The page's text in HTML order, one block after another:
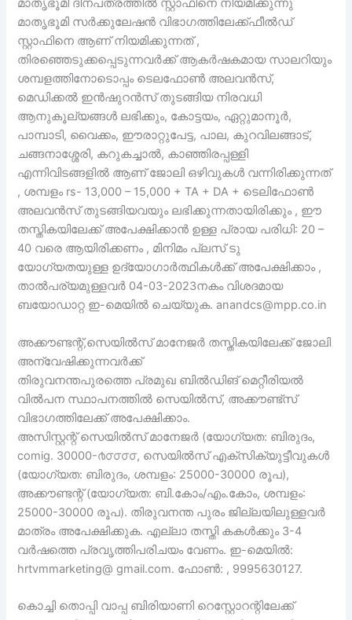
മാതൃഭൂമി ദിനപത്രത്തിൽ സ്റ്റാഫിനെ നിയമിക്കുന്നു
മാതൃഭൂമി സർക്കുലേഷൻ വിഭാഗത്തിലേക്ക്ഫീൽഡ്
സ്റ്റാഫിനെ ആണ് നിയമിക്കുന്നത് ,
തിരഞ്ഞെടുക്കപ്പെടുന്നവർക്ക് ആകർഷകമായ സാലറിയും
ശമ്പളത്തിനോടൊപ്പം ടെലഫോൺ അലവൻസ്,
മെഡിക്കൽ ഇൻഷുറൻസ് തുടങ്ങിയ നിരവധി
ആനുകൂല്യങ്ങൾ ലഭിക്കും, കോട്ടയം, ഏറ്റുമാനൂർ,
പാമ്പാടി, വൈക്കം, ഈരാറ്റുപേട്ട, പാല, കുറവിലങ്ങാട്,
ചങ്ങനാശ്ശേരി, കറുകച്ചാൽ, കാഞ്ഞിരപ്പള്ളി
എന്നിവിടങ്ങളിൽ ആണ് ജോലി ഒഴിവുകൾ വന്നിരിക്കുന്നത്
, ശമ്പളം rs- 13,000 – 15,000 + TA + DA + ടെലിഫോൺ
അലവൻസ് തുടങ്ങിയവയും ലഭിക്കുന്നതായിരിക്കും , ഈ
തസ്തികയിലേക്ക് അപേക്ഷിക്കാൻ ഉള്ള പ്രായ പരിധി: 20 –
40 വരെ ആയിരിക്കണം , മിനിമം പ്ലസ് ടു
യോഗ്യതയുള്ള ഉദ്യോഗാർത്ഥികൾക്ക് അപേക്ഷിക്കാം ,
താൽപര്യമുള്ളവർ 04-03-2023നകം വിശദമായ
ബയോഡാറ്റ ഇ-മെയിൽ ചെയ്യുക. anandcs@mpp.co.in
അക്കൗണ്ടന്റ്,സെയിൽസ് മാനേജർ തസ്തികയിലേക്ക് ജോലി
അന്വേഷിക്കുന്നവർക്ക്
തിരുവനന്തപുരത്തെ പ്രമുഖ ബിൽഡിങ് മെറ്റീരിയൽ
വിൽപന സ്ഥാപനത്തിൽ സെയിൽസ്, അക്കൗണ്ട്സ്
വിഭാഗത്തിലേക്ക് അപേക്ഷിക്കാം.
അസിസ്റ്റന്റ് സെയിൽസ് മാനേജർ (യോഗ്യത: ബിരുദം,
comig. 30000-൪൦൦൦൦, സെയിൽസ് എക്സിക്യുട്ടീവുകൾ
(യോഗ്യത: ബിരുദം, ശമ്പളം: 25000-30000 രൂപ),
അക്കൗണ്ടന്റ് (യോഗ്യത: ബി.കോം/എം.കോം, ശമ്പളം:
25000-30000 രൂപ). തിരുവനന്ത പുരം ജില്ലയിലുള്ളവർ
മാത്രം അപേക്ഷിക്കുക. എല്ലാ തസ്തി കകൾക്കും 3-4
വർഷത്തെ പ്രവൃത്തിപരിചയം വേണം. ഇ-മെയിൽ:
hrtvmmarketing@ gmail.com. ഫോൺ: , 9995630127.
കൊച്ചി തൊപ്പി വാപ്പ ബിരിയാണി റെസ്റ്റോറന്റിലേക്ക്